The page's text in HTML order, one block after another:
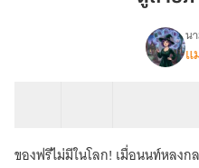
อลเวง
น
แ
ของฟรีไม่มีในโลก! เมื่อนนท์หลง